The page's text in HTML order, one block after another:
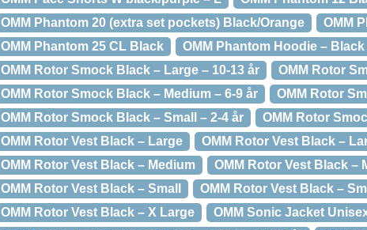
OMM Phantom 20 (extra set pockets) Black/Orange
OMM
OMM Phantom 25 CL Black
OMM Phantom Hoodie – Black
OMM Rotor Smock Black – Large – 10-13 år
OMM Rotor
OMM Rotor Smock Black – Medium – 6-9 år
OMM Rotor
OMM Rotor Smock Black – Small – 2-4 år
OMM Rotor
OMM Rotor Vest Black – Large
OMM Rotor Vest Black –
OMM Rotor Vest Black – Medium
OMM Rotor Vest Black –
OMM Rotor Vest Black – Small
OMM Rotor Vest Black –
OMM Rotor Vest Black – X Large
OMM Sonic Jacket